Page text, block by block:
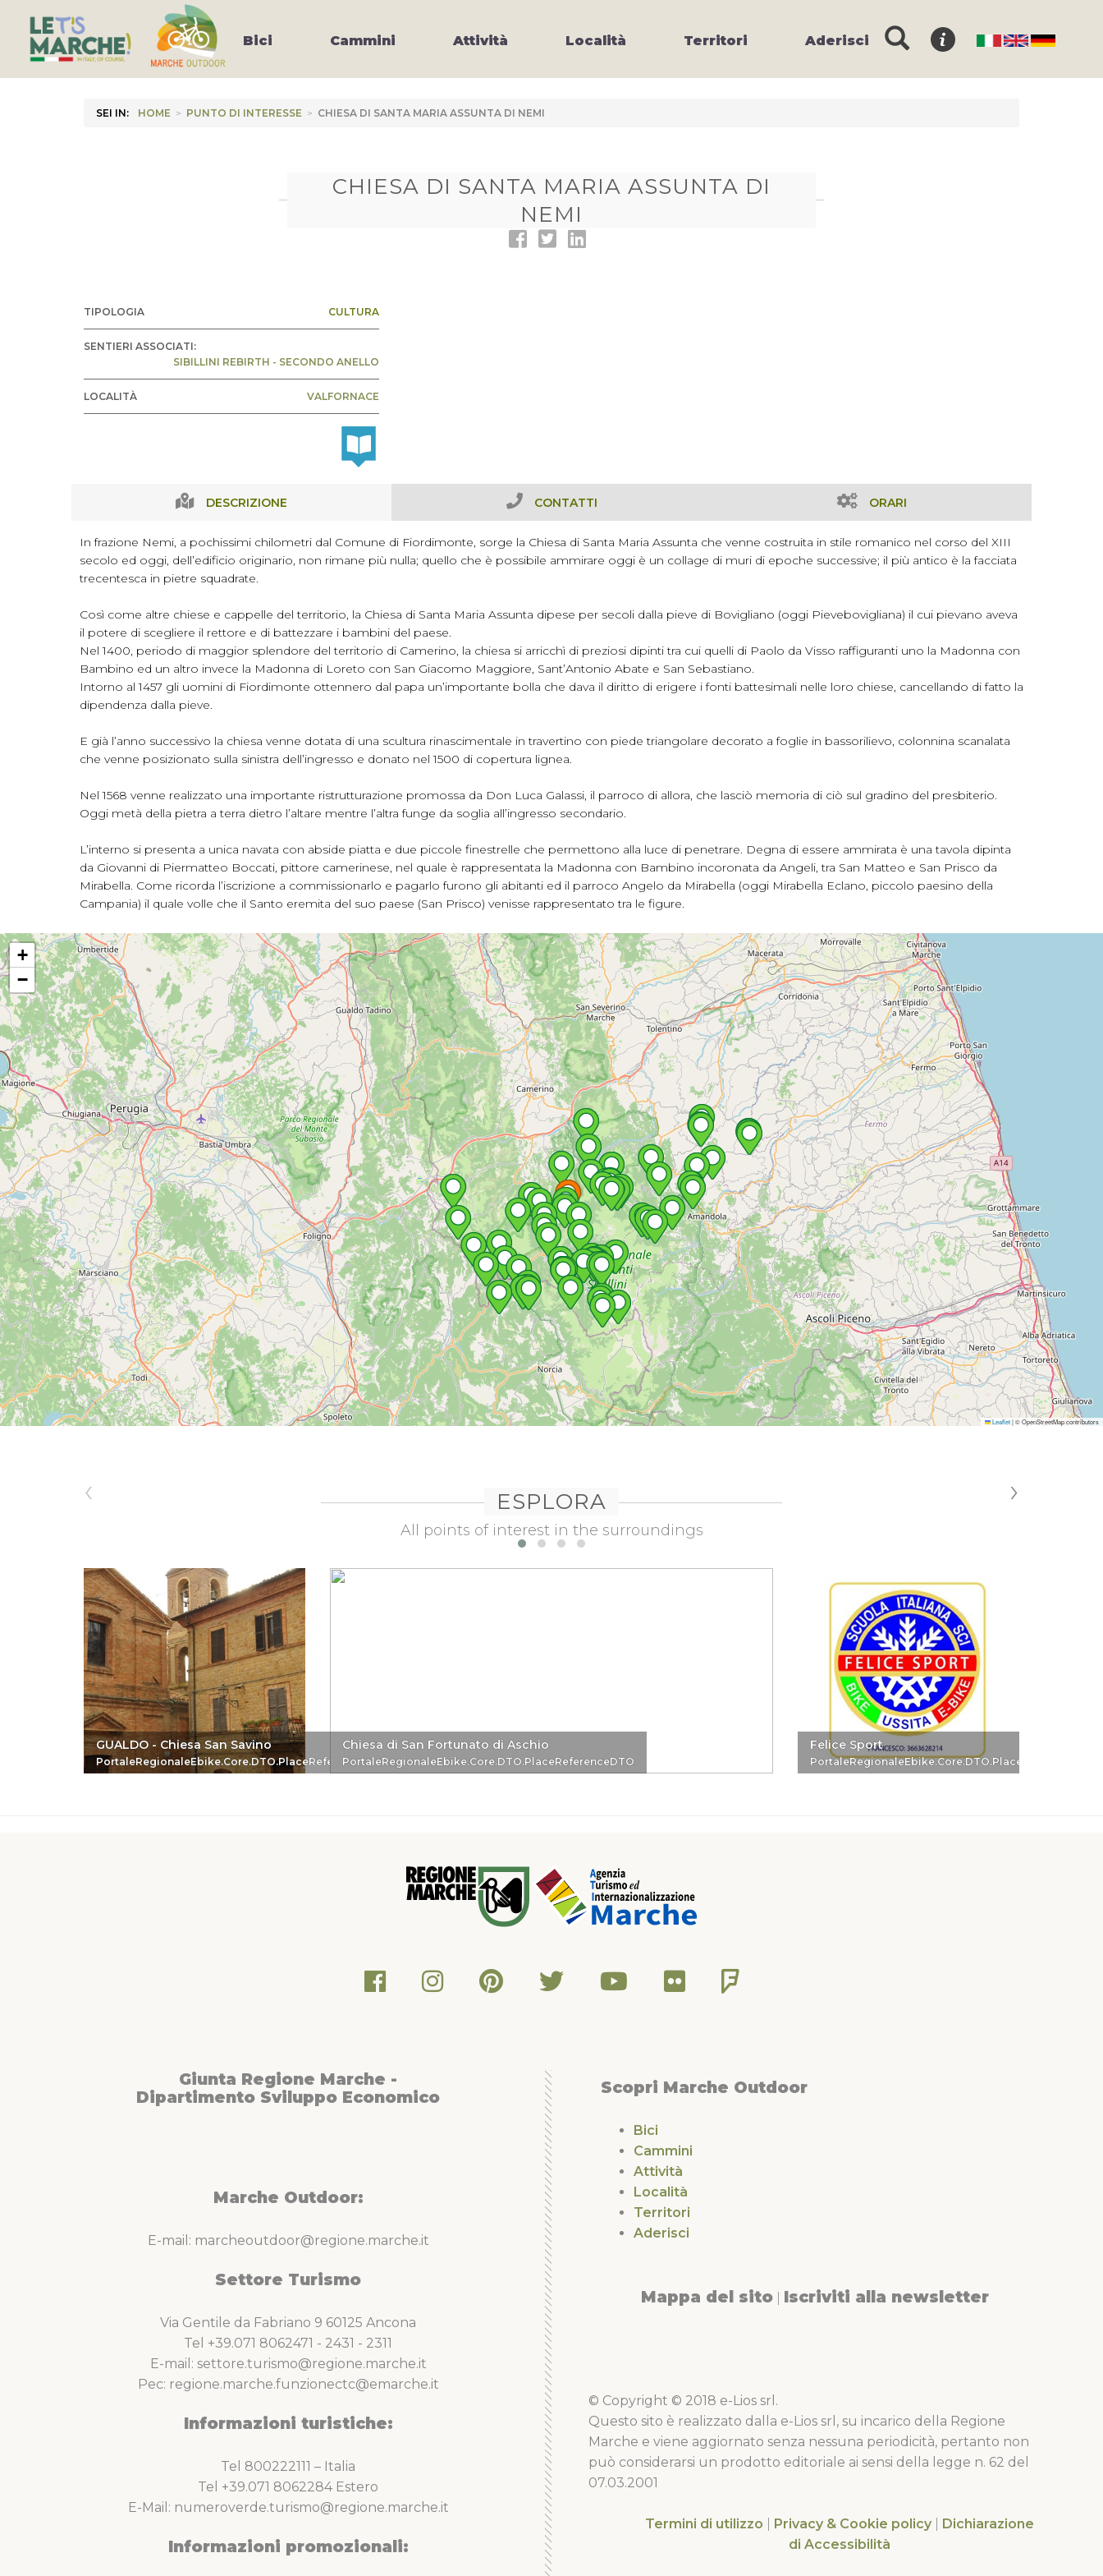
Bici Cammini Attività Località Territori Aderisci
SEI IN: HOME > PUNTO DI INTERESSE > CHIESA DI SANTA MARIA ASSUNTA DI NEMI
CHIESA DI SANTA MARIA ASSUNTA DI
NEMI
TIPOLOGIA CULTURA
SENTIERI ASSOCIATI:
SIBILLINI REBIRTH - SECONDO ANELLO
LOCALITÀ VALFORNACE
DESCRIZIONE CONTATTI ORARI
In frazione Nemi, a pochissimi chilometri dal Comune di Fiordimonte, sorge la Chiesa di Santa Maria Assunta che venne costruita in stile romanico nel corso del XIII
secolo ed oggi, dell’edificio originario, non rimane più nulla; quello che è possibile ammirare oggi è un collage di muri di epoche successive; il più antico è la facciata
trecentesca in pietre squadrate.
Così come altre chiese e cappelle del territorio, la Chiesa di Santa Maria Assunta dipese per secoli dalla pieve di Bovigliano (oggi Pievebovigliana) il cui pievano aveva
il potere di scegliere il rettore e di battezzare i bambini del paese.
Nel 1400, periodo di maggior splendore del territorio di Camerino, la chiesa si arricchì di preziosi dipinti tra cui quelli di Paolo da Visso raffiguranti uno la Madonna con
Bambino ed un altro invece la Madonna di Loreto con San Giacomo Maggiore, Sant’Antonio Abate e San Sebastiano.
Intorno al 1457 gli uomini di Fiordimonte ottennero dal papa un’importante bolla che dava il diritto di erigere i fonti battesimali nelle loro chiese, cancellando di fatto la
dipendenza dalla pieve.
E già l’anno successivo la chiesa venne dotata di una scultura rinascimentale in travertino con piede triangolare decorato a foglie in bassorilievo, colonnina scanalata
che venne posizionato sulla sinistra dell’ingresso e donato nel 1500 di copertura lignea.
Nel 1568 venne realizzato una importante ristrutturazione promossa da Don Luca Galassi, il parroco di allora, che lasciò memoria di ciò sul gradino del presbiterio.
Oggi metà della pietra a terra dietro l’altare mentre l’altra funge da soglia all’ingresso secondario.
L’interno si presenta a unica navata con abside piatta e due piccole finestrelle che permettono alla luce di penetrare. Degna di essere ammirata è una tavola dipinta
da Giovanni di Piermatteo Boccati, pittore camerinese, nel quale è rappresentata la Madonna con Bambino incoronata da Angeli, tra San Matteo e San Prisco da
Mirabella. Come ricorda l’iscrizione a commissionarlo e pagarlo furono gli abitanti ed il parroco Angelo da Mirabella (oggi Mirabella Eclano, piccolo paesino della
Campania) il quale volle che il Santo eremita del suo paese (San Prisco) venisse rappresentato tra le figure.
+
−
Leaflet|© OpenStreetMap contributors
ESPLORA
All points of interest in the surroundings
GUALDO - Chiesa San Savino
PortaleRegionaleEbike.Core.DTO.PlaceReferenceDTO
Chiesa di San Fortunato di Aschio
PortaleRegionaleEbike.Core.DTO.PlaceReferenceDTO
Felice Sport
PortaleRegionaleEbike.Core.DTO.PlaceReferenceDTO
‹ ›
Giunta Regione Marche -
Dipartimento Sviluppo Economico
Marche Outdoor:
E-mail: marcheoutdoor@regione.marche.it
Settore Turismo
Via Gentile da Fabriano 9 60125 Ancona
Tel +39.071 8062471 - 2431 - 2311
E-mail: settore.turismo@regione.marche.it
Pec: regione.marche.funzionectc@emarche.it
Informazioni turistiche:
Tel 800222111 – Italia
Tel +39.071 8062284 Estero
E-Mail: numeroverde.turismo@regione.marche.it
Informazioni promozionali:
Scopri Marche Outdoor
Bici
Cammini
Attività
Località
Territori
Aderisci
Mappa del sito Iscriviti alla newsletter
© Copyright © 2018 e-Lios srl.
Questo sito è realizzato dalla e-Lios srl, su incarico della Regione
Marche e viene aggiornato senza nessuna periodicità, pertanto non
può considerarsi un prodotto editoriale ai sensi della legge n. 62 del
07.03.2001
Termini di utilizzo Privacy & Cookie policy
Dichiarazione
di Accessibilità